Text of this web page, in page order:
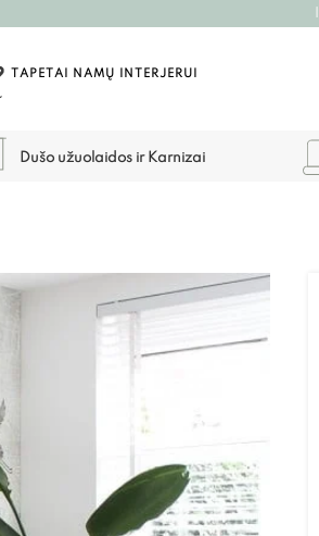
TAPETAI NAMŲ INTERJERUI
Dušo užuolaidos ir Karnizai